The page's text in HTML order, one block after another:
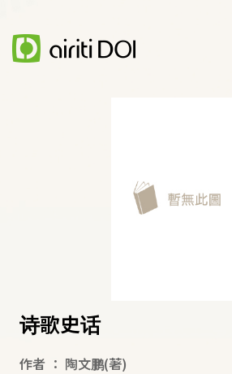
诗歌史话
作者 ： 陶文鹏(著)